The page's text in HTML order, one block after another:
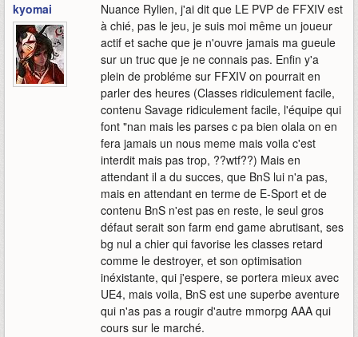
kyomai
Nuance Rylien, j'ai dit que LE PVP de FFXIV est
à chié, pas le jeu, je suis moi même un joueur
actif et sache que je n'ouvre jamais ma gueule
sur un truc que je ne connais pas. Enfin y'a
plein de probléme sur FFXIV on pourrait en
parler des heures (Classes ridiculement facile,
contenu Savage ridiculement facile, l'équipe qui
font "nan mais les parses c pa bien olala on en
fera jamais un nous meme mais voila c'est
interdit mais pas trop, ??wtf??) Mais en
attendant il a du succes, que BnS lui n'a pas,
mais en attendant en terme de E-Sport et de
contenu BnS n'est pas en reste, le seul gros
défaut serait son farm end game abrutisant, ses
bg nul a chier qui favorise les classes retard
comme le destroyer, et son optimisation
inéxistante, qui j'espere, se portera mieux avec
UE4, mais voila, BnS est une superbe aventure
qui n'as pas a rougir d'autre mmorpg AAA qui
cours sur le marché.